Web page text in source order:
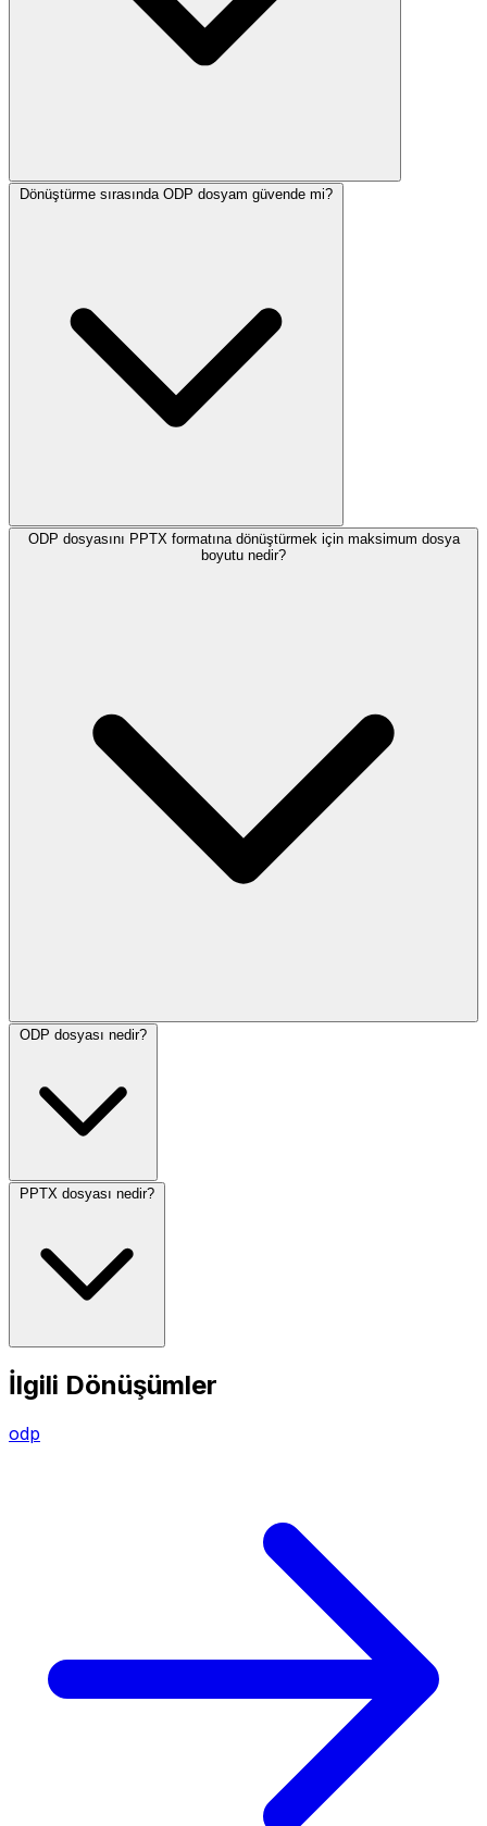
Dönüştürme sırasında ODP dosyam güvende mi?
ODP dosyasını PPTX formatına dönüştürmek için maksimum dosya
boyutu nedir?
ODP dosyası nedir?
PPTX dosyası nedir?
İlgili Dönüşümler
odp